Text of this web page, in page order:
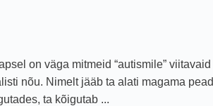
on väga mitmeid “autismile” viitavaid
nõu. Nimelt jääb ta alati magama pead
ta kõigutab ...